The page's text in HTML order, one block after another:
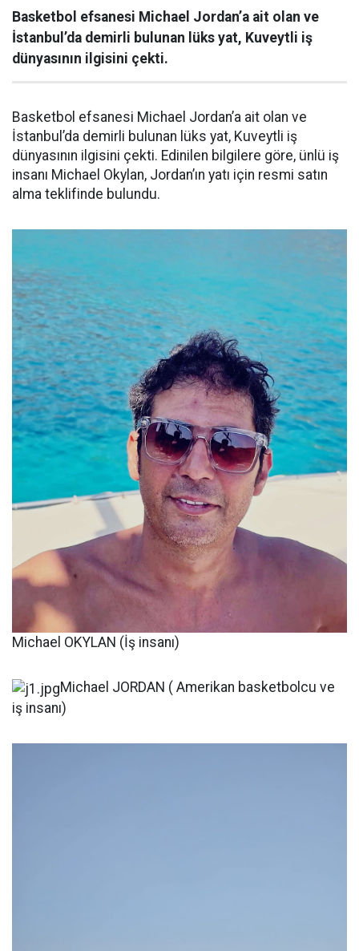
Basketbol efsanesi Michael Jordan’a ait olan ve
İstanbul’da demirli bulunan lüks yat, Kuveytli iş
dünyasının ilgisini çekti.
Basketbol efsanesi Michael Jordan’a ait olan ve
İstanbul’da demirli bulunan lüks yat, Kuveytli iş
dünyasının ilgisini çekti. Edinilen bilgilere göre, ünlü iş
insanı Michael Okylan, Jordan’ın yatı için resmi satın
alma teklifinde bulundu.
Michael OKYLAN (İş insanı)
Michael JORDAN ( Amerikan basketbolcu ve
iş insanı)